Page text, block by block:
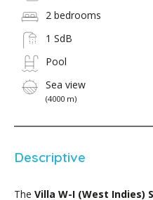
2 bedrooms
1 SdB
Pool
Sea view
(4000 m)
Descriptive
The Villa W-I (West Indies)